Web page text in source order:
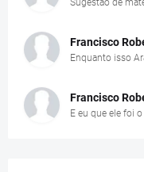
Sugestão de
Francisco
Enquanto isso
Francisco
E eu que ele foi